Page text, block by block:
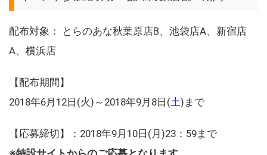
配布対象： とらのあな秋葉原店B、池袋店A、新宿店
A、横浜店
【配布期間】
2018年6月12日(火)～2018年9月8日(土)まで
【応募締切】：2018年9月10日(月)23：59まで